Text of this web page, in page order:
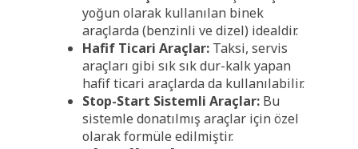
yoğun olarak kullanılan binek
araçlarda (benzinli ve dizel) idealdir.
Hafif Ticari Araçlar: Taksi, servis
araçları gibi sık sık dur-kalk yapan
hafif ticari araçlarda da kullanılabilir.
Stop-Start Sistemli Araçlar: Bu
sistemle donatılmış araçlar için özel
olarak formüle edilmiştir.